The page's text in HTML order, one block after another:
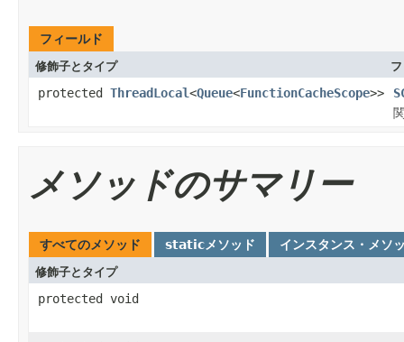
フィールド
修飾子とタイプ
protected ThreadLocal<Queue<FunctionCacheScope>>
メソッドのサマリー
すべてのメソッド staticメソッド インスタンス・メソ
修飾子とタイプ
protected void